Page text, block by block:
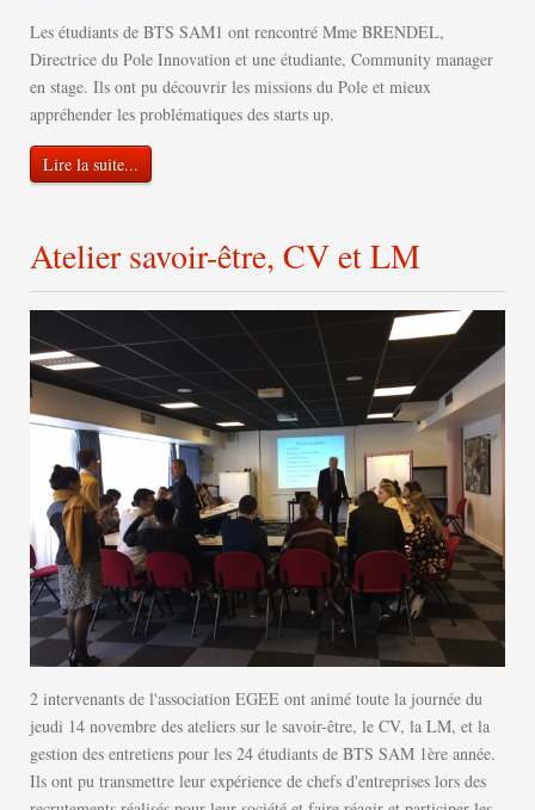
Les étudiants de BTS SAM1 ont rencontré Mme BRENDEL,
Directrice du Pole Innovation et une étudiante, Community manager
en stage. Ils ont pu découvrir les missions du Pole et mieux
appréhender les problématiques des starts up.
Lire la suite...
Atelier savoir-être, CV et LM
2 intervenants de l'association EGEE ont animé toute la journée du
jeudi 14 novembre des ateliers sur le savoir-être, le CV, la LM, et la
gestion des entretiens pour les 24 étudiants de BTS SAM 1ère année.
Ils ont pu transmettre leur expérience de chefs d'entreprises lors des